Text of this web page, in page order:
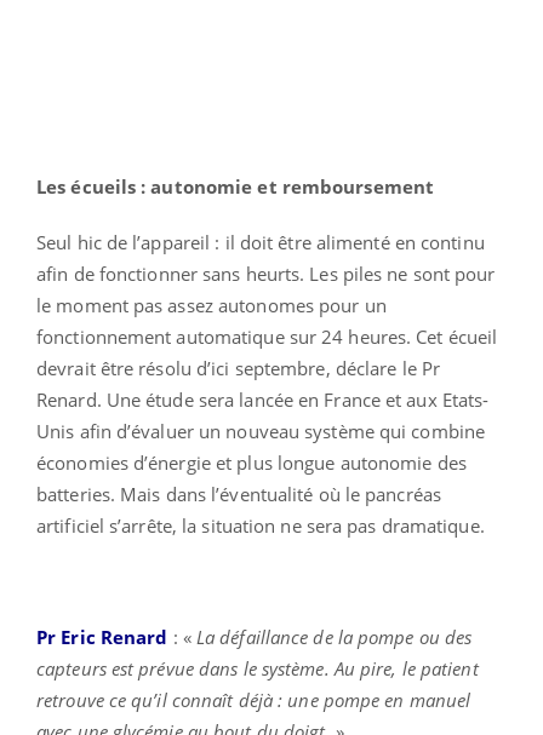
Les écueils : autonomie et remboursement
Seul hic de l’appareil : il doit être alimenté en continu
afin de fonctionner sans heurts. Les piles ne sont pour
le moment pas assez autonomes pour un
fonctionnement automatique sur 24 heures. Cet écueil
devrait être résolu d’ici septembre, déclare le Pr
Renard. Une étude sera lancée en France et aux Etats-
Unis afin d’évaluer un nouveau système qui combine
économies d’énergie et plus longue autonomie des
batteries. Mais dans l’éventualité où le pancréas
artificiel s’arrête, la situation ne sera pas dramatique.
Pr Eric Renard : « La défaillance de la pompe ou des
capteurs est prévue dans le système. Au pire, le patient
retrouve ce qu’il connaît déjà : une pompe en manuel